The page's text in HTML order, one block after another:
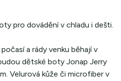
pro dovádění v chladu i dešti.
a rády venku běhají v
dětské boty Jonap Jerry
Velurová kůže či microfiber v